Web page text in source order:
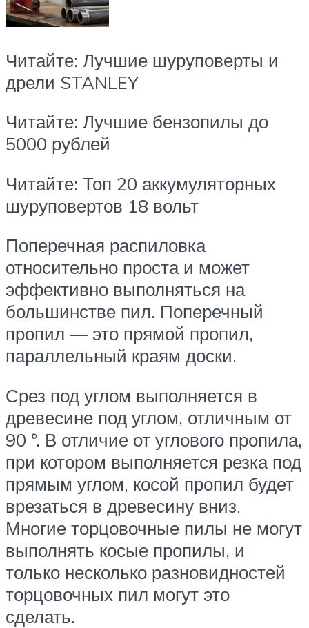
Читайте: Лучшие шуруповерты и
дрели STANLEY
Читайте: Лучшие бензопилы до
5000 рублей
Читайте: Топ 20 аккумуляторных
шуруповертов 18 вольт
Поперечная распиловка
относительно проста и может
эффективно выполняться на
большинстве пил. Поперечный
пропил — это прямой пропил,
параллельный краям доски.
Срез под углом выполняется в
древесине под углом, отличным от
90 °. В отличие от углового пропила,
при котором выполняется резка под
прямым углом, косой пропил будет
врезаться в древесину вниз.
Многие торцовочные пилы не могут
выполнять косые пропилы, и
только несколько разновидностей
торцовочных пил могут это
сделать.